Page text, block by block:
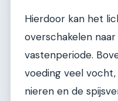
Hierdoor kan het
overschakelen
vastenperiode.
voeding veel
nieren en de